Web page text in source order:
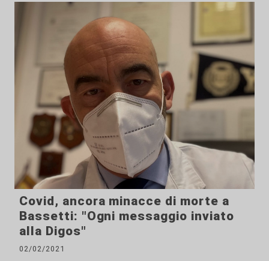
Covid, ancora minacce di morte a
Bassetti: "Ogni messaggio inviato
alla Digos"
02/02/2021